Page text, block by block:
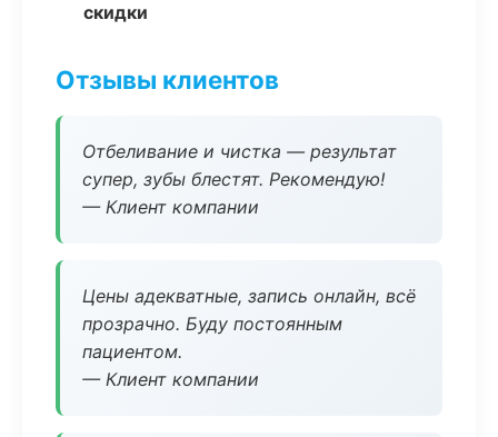
скидки
Отзывы клиентов
Отбеливание и чистка — результат
супер, зубы блестят. Рекомендую!
— Клиент компании
Цены адекватные, запись онлайн, всё
прозрачно. Буду постоянным
пациентом.
— Клиент компании